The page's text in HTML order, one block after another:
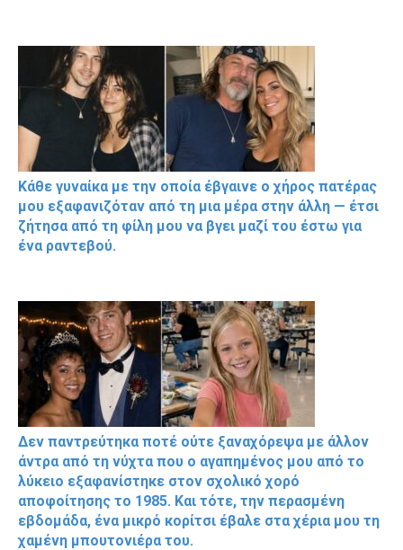
Κάθε γυναίκα με την οποία έβγαινε ο χήρος πατέρας
μου εξαφανιζόταν από τη μια μέρα στην άλλη — έτσι
ζήτησα από τη φίλη μου να βγει μαζί του έστω για
ένα ραντεβού.
Δεν παντρεύτηκα ποτέ ούτε ξαναχόρεψα με άλλον
άντρα από τη νύχτα που ο αγαπημένος μου από το
λύκειο εξαφανίστηκε στον σχολικό χορό
αποφοίτησης το 1985. Και τότε, την περασμένη
εβδομάδα, ένα μικρό κορίτσι έβαλε στα χέρια μου τη
χαμένη μπουτονιέρα του.